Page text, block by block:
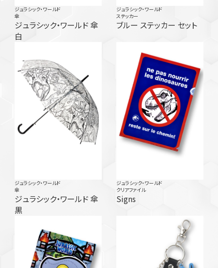
ジュラシック・ワールド
傘
ジュラシック・ワールド 傘
白
ジュラシック・ワールド
ステッカー
ブルー ステッカー セット
ジュラシック・ワールド
傘
ジュラシック・ワールド 傘
黒
ジュラシック・ワールド
クリアファイル
Signs